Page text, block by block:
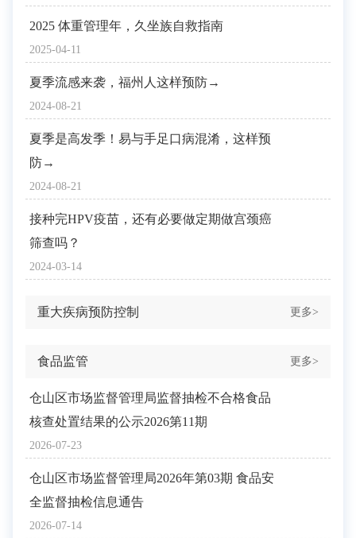
2025-04-11
2025 体重管理年，久坐族自救指南
2024-08-21
夏季流感来袭，福州人这样预防→
2024-08-21
夏季是高发季！易与手足口病混淆，这样预
防→
2024-03-14
接种完HPV疫苗，还有必要做定期做宫颈癌
筛查吗？
重大疾病预防控制 更多>
食品监管 更多>
2026-07-23
仓山区市场监督管理局监督抽检不合格食品
核查处置结果的公示2026第11期
2026-07-14
仓山区市场监督管理局2026年第03期 食品安
全监督抽检信息通告